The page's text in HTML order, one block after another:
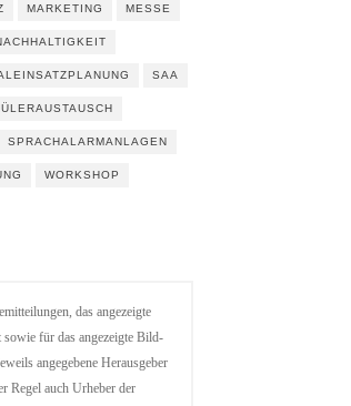
MARKETING MESSE
SAA
SPRACHALARMANLAGEN
WORKSHOP
das angezeigte
sowie für das angezeigte Bild-
angegebene Herausgeber
Regel auch Urheber der